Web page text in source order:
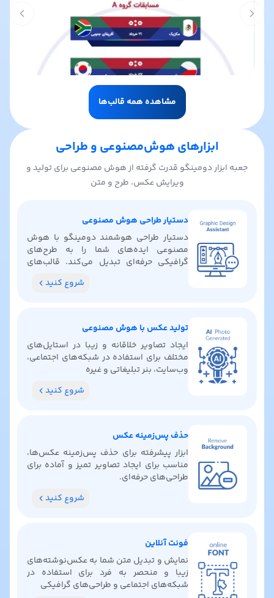
Previous slide
slide
مشاهده همه قالب‌ها
ابزارهای هوش‌مصنوعی و طراحی
جعبه ابزار دومینگو قدرت گرفته از هوش مصنوعی برای تولید و
ویرایش عکس، طرح و متن
دستیار طراحی هوش مصنوعی
دستیار طراحی هوشمند دومینگو با هوش
مصنوعی ایده‌های شما را به طرح‌های
گرافیکی حرفه‌ای تبدیل می‌کند. قالب‌های
شروع کنید
تولید عکس با هوش مصنوعی
ایجاد تصاویر خلاقانه و زیبا در استایل‌های
مختلف برای استفاده در شبکه‌های اجتماعی،
وب‌سایت، بنر تبلیغاتی و غیره
شروع کنید
حذف پس‌زمینه عکس
ابزار پیشرفته برای حذف پس‌زمینه عکس‌ها،
مناسب برای ایجاد تصاویر تمیز و آماده برای
طراحی‌های حرفه‌ای.
شروع کنید
فونت آنلاین
نمایش و تبدیل متن شما به عکس‌نوشته‌های
زیبا و منحصر به فرد برای استفاده در
شبکه‌های اجتماعی و طراحی‌های گرافیکی